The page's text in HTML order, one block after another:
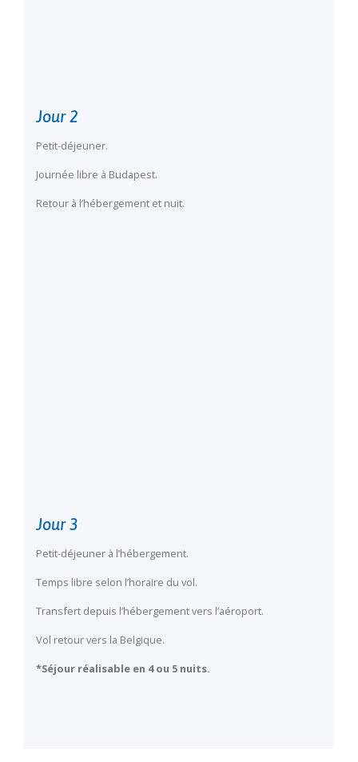
Jour 2
Petit-déjeuner.
Journée libre à Budapest.
Retour à l’hébergement et nuit.
Jour 3
Petit-déjeuner à l’hébergement.
Temps libre selon l’horaire du vol.
Transfert depuis l’hébergement vers l’aéroport.
Vol retour vers la Belgique.
*Séjour réalisable en 4 ou 5 nuits.